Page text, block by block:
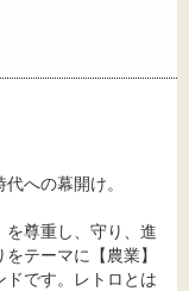
への幕開け。
尊重し、守り、進
テーマに【農業】
ドです。レトロとは